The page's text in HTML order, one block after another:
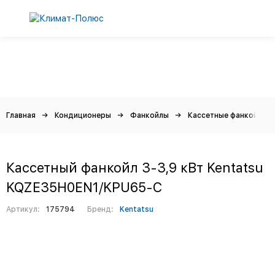
Главная Кондиционеры Фанкойлы Кассетные фанкойлы
Кассетный фанкойл 3-3,9 кВт Kentatsu
KQZE35H0EN1/KPU65-C
Артикул: 175794 Бренд: Kentatsu